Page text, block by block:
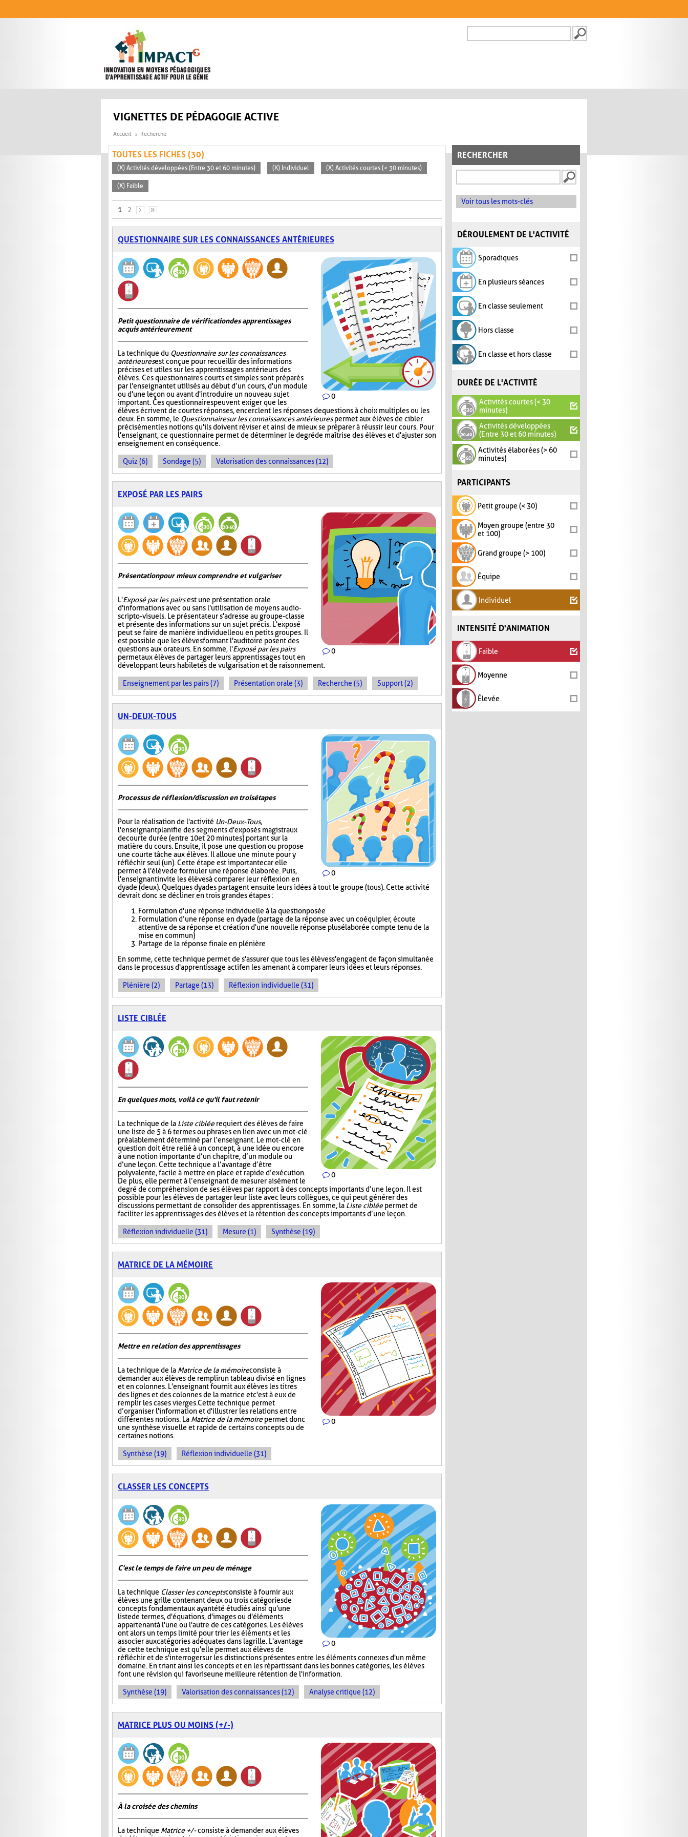
FORMULAIRE DE
VIGNETTES DE PÉDAGOGIE ACTIVE
Accueil Recherche
RECHERCHER
Voir tous les mots-clés
DÉROULEMENT DE L'ACTIVITÉ
Sporadiques
En plusieurs séances
En classe seulement
Hors classe
En classe et hors classe
DURÉE DE L'ACTIVITÉ
Activités courtes (< 30
minutes)
Activités développées
(Entre 30 et 60 minutes)
Activités élaborées (> 60
minutes)
PARTICIPANTS
Petit groupe (< 30)
Moyen groupe (entre 30
et 100)
Grand groupe (> 100)
Équipe
Individuel
INTENSITÉ D'ANIMATION
Faible
Moyenne
Élevée
TOUTES LES FICHES (30)
(X) Activités développées (Entre 30 et 60 minutes) (X) Individuel (X) Activités courtes (< 30 minutes)
(X) Faible
PAGES
1 2 › »
QUESTIONNAIRE SUR LES CONNAISSANCES ANTÉRIEURES
0
Petit questionnaire de vérification des apprentissages
acquis antérieurement
La technique du Questionnaire sur les connaissances
antérieuresest conçue pour recueillir des informations
précises et utiles sur les apprentissages antérieurs des
élèves. Ces questionnaires courts et simples sont préparés
par l'enseignant et utilisés au début d’un cours, d'un module
ou d'une leçon ou avant d'introduire un nouveau sujet
important. Ces questionnaires peuvent exiger que les
élèves écrivent de courtes réponses, encerclent les réponses de questions à choix multiples ou les
deux. En somme, le Questionnaire sur les connaissances antérieurespermet aux élèves de cibler
précisément les notions qu'ils doivent réviser et ainsi de mieux se préparer à réussir leur cours. Pour
l'enseignant, ce questionnaire permet de déterminer le degré de maîtrise des élèves et d'ajuster son
enseignement en conséquence.
Quiz (6) Sondage (5) Valorisation des connaissances (12)
EXPOSÉ PAR LES PAIRS
0
Présentation pour mieux comprendre et vulgariser
L'Exposé par les pairsest une présentation orale
d'informations avec ou sans l'utilisation de moyens audio-
scripto-visuels. Le présentateur s'adresse au groupe-classe
et présente des informations sur un sujet précis. L'exposé
peut se faire de manière individuelle ou en petits groupes. Il
est possible que les élèves formant l'auditoire posent des
questions aux orateurs. En somme, l'Exposé par les pairs
permet aux élèves de partager leurs apprentissages tout en
développant leurs habiletés de vulgarisation et de raisonnement.
Enseignement par les pairs (7) Présentation orale (3) Recherche (5) Support (2)
UN-DEUX-TOUS
0
Processus de réflexion/discussion en trois étapes
Pour la réalisation de l'activité Un-Deux-Tous,
l'enseignant planifie des segments d'exposés magistraux
de courte durée (entre 10 et 20 minutes) portant sur la
matière du cours. Ensuite, il pose une question ou propose
une courte tâche aux élèves. Il alloue une minute pour y
réfléchir seul (un). Cette étape est importante car elle
permet à l'élève de formuler une réponse élaborée. Puis,
l'enseignant invite les élèves à comparer leur réflexion en
dyade (deux). Quelques dyades partagent ensuite leurs idées à tout le groupe (tous). Cette activité
devrait donc se décliner en trois grandes étapes :
Formulation d'une réponse individuelle à la question posée
Formulation d’une réponse en dyade (partage de la réponse avec un coéquipier, écoute
attentive de sa réponse et création d'une nouvelle réponse plus élaborée compte tenu de la
mise en commun)
Partage de la réponse finale en plénière
En somme, cette technique permet de s'assurer que tous les élèves s'engagent de façon simultanée
dans le processus d'apprentissage actif en les amenant à comparer leurs idées et leurs réponses.
Plénière (2) Partage (13) Réflexion individuelle (31)
LISTE CIBLÉE
0
En quelques mots, voilà ce qu'il faut retenir
La technique de la Liste cibléerequiert des élèves de faire
une liste de 5 à 6 termes ou phrases en lien avec un mot-clé
préalablement déterminé par l’enseignant. Le mot-clé en
question doit être relié à un concept, à une idée ou encore
à une notion importante d’un chapitre, d’un module ou
d’une leçon. Cette technique a l’avantage d’être
polyvalente, facile à mettre en place et rapide d’exécution.
De plus, elle permet à l’enseignant de mesurer aisément le
degré de compréhension de ses élèves par rapport à des concepts importants d’une leçon. Il est
possible pour les élèves de partager leur liste avec leurs collègues, ce qui peut générer des
discussions permettant de consolider des apprentissages. En somme, la Liste cibléepermet de
faciliter les apprentissages des élèves et la rétention des concepts importants d’une leçon.
Réflexion individuelle (31) Mesure (1) Synthèse (19)
MATRICE DE LA MÉMOIRE
0
Mettre en relation des apprentissages
La technique de la Matrice de la mémoireconsiste à
demander aux élèves de remplir un tableau divisé en lignes
et en colonnes. L'enseignant fournit aux élèves les titres
des lignes et des colonnes de la matrice et c'est à eux de
remplir les cases vierges. Cette technique permet
d’organiser l'information et d'illustrer les relations entre
différentes notions. La Matrice de la mémoirepermet donc
une synthèse visuelle et rapide de certains concepts ou de
certaines notions.
Synthèse (19) Réflexion individuelle (31)
CLASSER LES CONCEPTS
0
C'est le temps de faire un peu de ménage
La technique Classer les conceptsconsiste à fournir aux
élèves une grille contenant deux ou trois catégories de
concepts fondamentaux ayant été étudiés ainsi qu'une
liste de termes, d'équations, d'images ou d'éléments
appartenant à l'une ou l'autre de ces catégories. Les élèves
ont alors un temps limité pour trier les éléments et les
associer aux catégories adéquates dans la grille. L'avantage
de cette technique est qu'elle permet aux élèves de
réfléchir et de s'interroger sur les distinctions présentes entre les éléments connexes d'un même
domaine. En triant ainsi les concepts et en les répartissant dans les bonnes catégories, les élèves
font une révision qui favorise une meilleure rétention de l'information.
Synthèse (19) Valorisation des connaissances (12) Analyse critique (12)
MATRICE PLUS OU MOINS (+/-)
À la croisée des chemins
La technique Matrice +/-consiste à demander aux élèves